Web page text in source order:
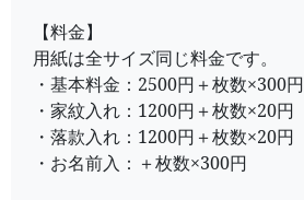
【料金】
用紙は全サイズ同じ料金です。
・基本料金：2500円＋枚数×300円
・家紋入れ：1200円＋枚数×20円
・落款入れ：1200円＋枚数×20円
・お名前入：＋枚数×300円